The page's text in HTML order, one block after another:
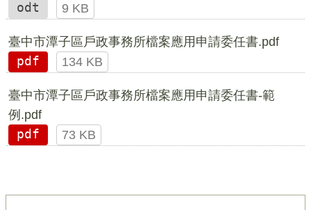
odt
9 KB
臺中市潭子區戶政事務所檔案應用申請委任書.pdf
pdf
134 KB
臺中市潭子區戶政事務所檔案應用申請委任書-範
例.pdf
pdf
73 KB